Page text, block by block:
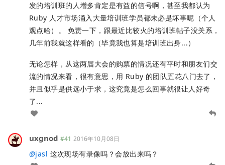
发的培训班的人增多肯定是有益的信号啊，甚至我都认为
Ruby 人才市场涌入大量培训班学员都未必是坏事呢（个人
观点哈）。 免责一下，跟最近比较火的培训班帖子没关系，
几年前我就这样看的（毕竟我也算是培训班出身...）
无论怎样，从这两届大会的购票的情况还有平时和朋友们交
流的情况来看，很有意思，用 Ruby 的团队五花八门去了，
并且似乎是供远小于求，这究竟是怎么回事就很让人好奇
了...
uxgnod #41 2016年10月08日
@jasl 这次现场有录像吗？会放出来吗？